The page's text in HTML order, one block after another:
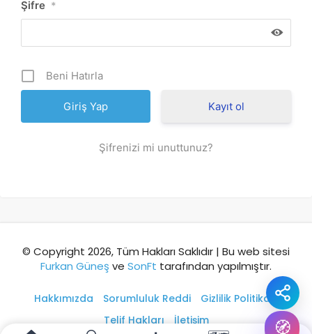
Şifre *
Beni Hatırla
Kayıt ol
Şifrenizi mi unuttunuz?
© Copyright 2026, Tüm Hakları Saklıdır | Bu web sitesi
Furkan Güneş ve SonFt tarafından yapılmıştır.
Hakkımızda Sorumluluk Reddi
Gizlilik Politikası
Telif Hakları
İletişim 🧭
⭐ Popüler
🏛️ Tarihi 🌿 Doğa
⚡ Kısa
Akıllı rota öner